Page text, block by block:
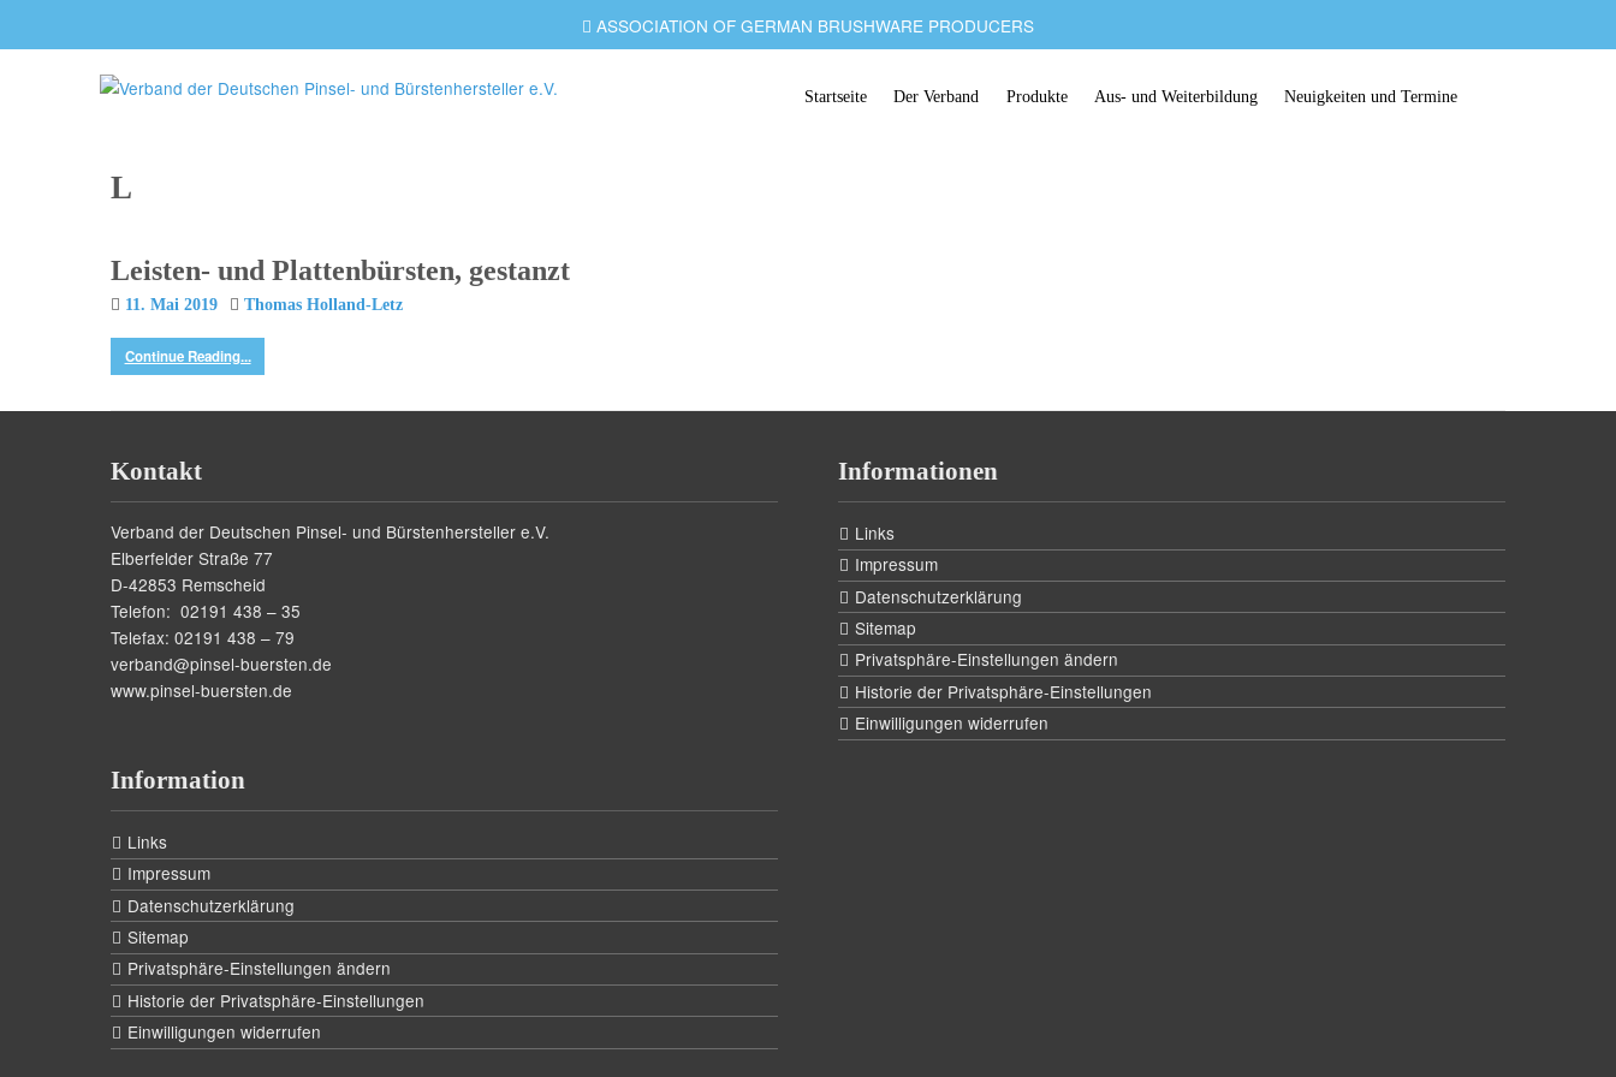
ASSOCIATION OF GERMAN BRUSHWARE PRODUCERS
Startseite Der Verband Produkte Aus- und Weiterbildung Neuigkeiten und Termine
L
Leisten- und Plattenbürsten, gestanzt
11. Mai 2019 Thomas Holland-Letz
Continue Reading...
Kontakt
Verband der Deutschen Pinsel- und Bürstenhersteller e.V.
Elberfelder Straße 77
D-42853 Remscheid
Telefon: 02191 438 – 35
Telefax: 02191 438 – 79
verband@pinsel-buersten.de
www.pinsel-buersten.de
Information
Links
Impressum
Datenschutzerklärung
Sitemap
Privatsphäre-Einstellungen ändern
Historie der Privatsphäre-Einstellungen
Einwilligungen widerrufen
Informationen
Links
Impressum
Datenschutzerklärung
Sitemap
Privatsphäre-Einstellungen ändern
Historie der Privatsphäre-Einstellungen
Einwilligungen widerrufen